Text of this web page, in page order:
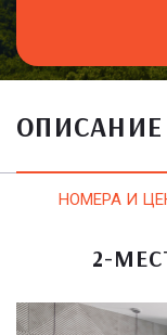
ОПИСАНИЕ
НОМЕРА И
2-